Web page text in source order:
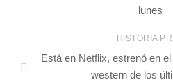
lunes
HISTORIA
Está en Netflix, estrenó en
western de los